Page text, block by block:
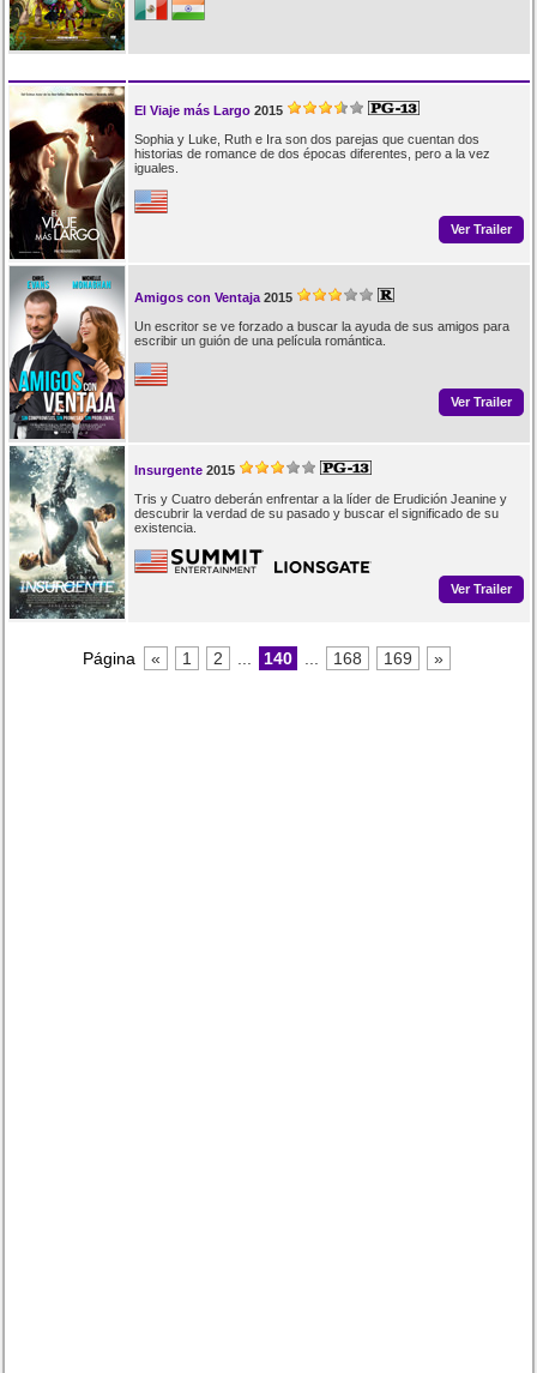
El Viaje más Largo 2015
Sophia y Luke, Ruth e Ira son dos parejas que cuentan dos
historias de romance de dos épocas diferentes, pero a la vez
iguales.
Ver Trailer
Amigos con Ventaja 2015
Un escritor se ve forzado a buscar la ayuda de sus amigos para
escribir un guión de una película romántica.
Ver Trailer
Insurgente 2015
Tris y Cuatro deberán enfrentar a la líder de Erudición Jeanine y
descubrir la verdad de su pasado y buscar el significado de su
existencia.
Ver Trailer
Página « 1 2 140 168 169 »